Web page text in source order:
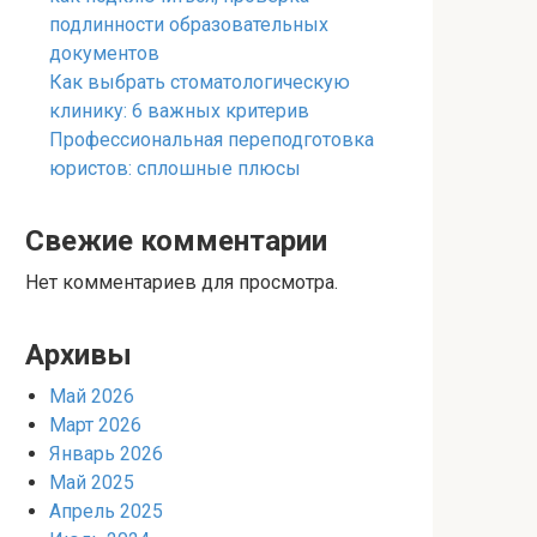
подлинности образовательных
документов
Как выбрать стоматологическую
клинику: 6 важных критерив
Профессиональная переподготовка
юристов: сплошные плюсы
Свежие комментарии
Нет комментариев для просмотра.
Архивы
Май 2026
Март 2026
Январь 2026
Май 2025
Апрель 2025